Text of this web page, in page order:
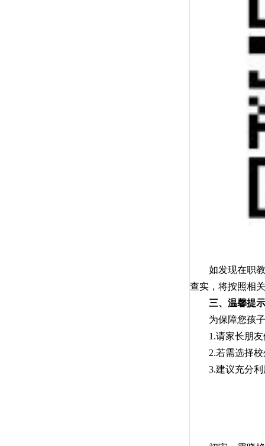
如发现在职教
查实，将按照相
三、温馨提
为保障您孩子
1.请家长朋友
2.若需选择校外
3.建议充分利用